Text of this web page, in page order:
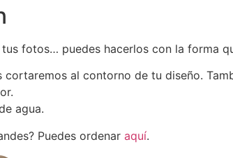
fotos… puedes hacerlos con la forma
cortaremos al contorno de tu diseño.
agua.
Puedes ordenar aquí.